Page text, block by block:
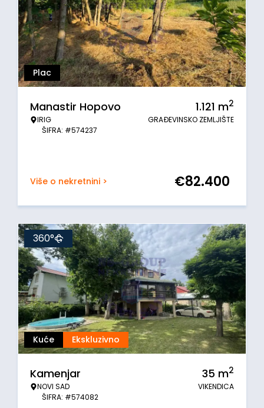
Plac
Manastir Hopovo
IRIG
ŠIFRA: #574237
1.121 m2
GRAĐEVINSKO ZEMLJIŠTE
Više o nekretnini > €82.400
Kuće Ekskluzivno
360°
Kamenjar
NOVI SAD
ŠIFRA: #574082
35 m2
VIKENDICA